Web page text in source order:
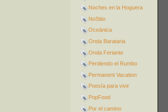
Noches en la Hoguera
NoSitio
Oceánica
Onda Barataria
Onda Feriante
Perdiendo el Rumbo
Permanent Vacation
Poesía para vivir
PopFood
Por el camino